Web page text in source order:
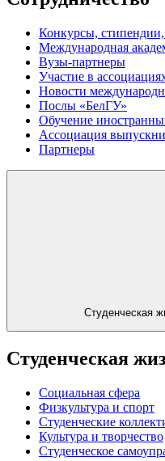
Конкурсы,
Международная
Вузы-партнеры
Участие в
Новости
Послы «БелГУ»
Обучение
Ассоциация
Партнеры
Студенческая
Студенческая
Социальная сфера
Физкультура и спорт
Студенческие
Культура и творчество
Студенческое